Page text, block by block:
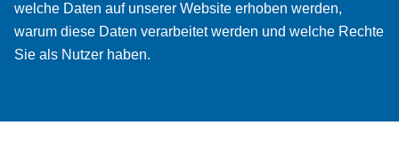
welche Daten auf unserer Website erhoben werden,
warum diese Daten verarbeitet werden und welche Rechte
Sie als Nutzer haben.